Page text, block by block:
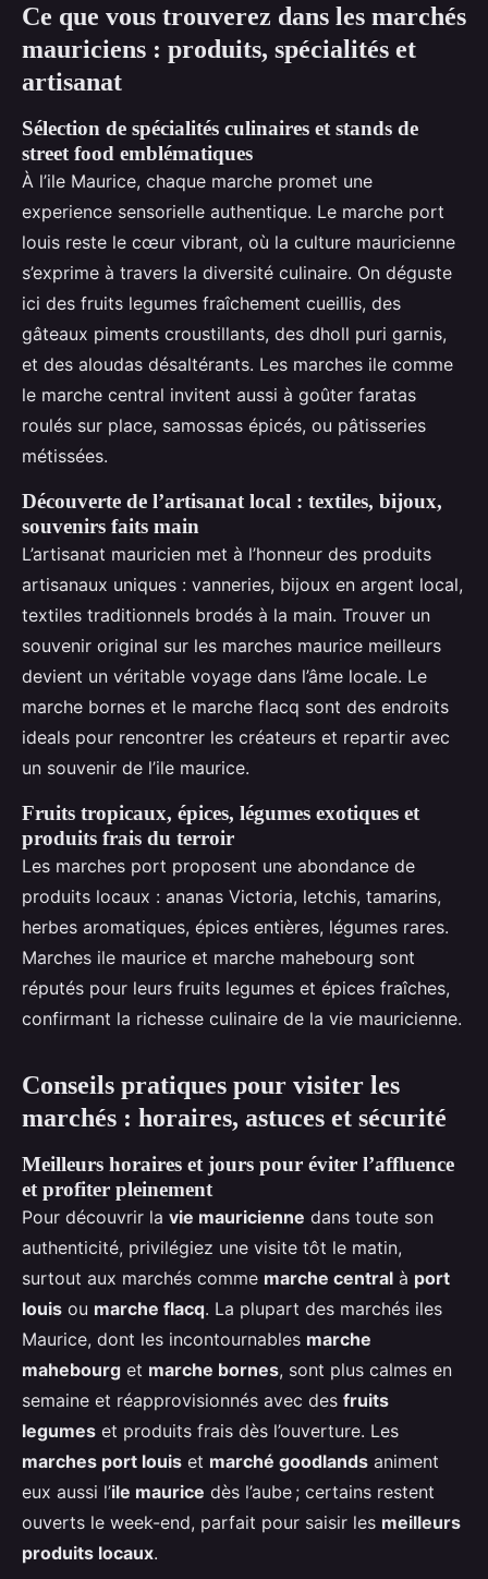
Ce que vous trouverez dans les marchés
mauriciens : produits, spécialités et
artisanat
Sélection de spécialités culinaires et stands de
street food emblématiques
À l’ile Maurice, chaque marche promet une
experience sensorielle authentique. Le marche port
louis reste le cœur vibrant, où la culture mauricienne
s’exprime à travers la diversité culinaire. On déguste
ici des fruits legumes fraîchement cueillis, des
gâteaux piments croustillants, des dholl puri garnis,
et des aloudas désaltérants. Les marches ile comme
le marche central invitent aussi à goûter faratas
roulés sur place, samossas épicés, ou pâtisseries
métissées.
Découverte de l’artisanat local : textiles, bijoux,
souvenirs faits main
L’artisanat mauricien met à l’honneur des produits
artisanaux uniques : vanneries, bijoux en argent local,
textiles traditionnels brodés à la main. Trouver un
souvenir original sur les marches maurice meilleurs
devient un véritable voyage dans l’âme locale. Le
marche bornes et le marche flacq sont des endroits
ideals pour rencontrer les créateurs et repartir avec
un souvenir de l’ile maurice.
Fruits tropicaux, épices, légumes exotiques et
produits frais du terroir
Les marches port proposent une abondance de
produits locaux : ananas Victoria, letchis, tamarins,
herbes aromatiques, épices entières, légumes rares.
Marches ile maurice et marche mahebourg sont
réputés pour leurs fruits legumes et épices fraîches,
confirmant la richesse culinaire de la vie mauricienne.
Conseils pratiques pour visiter les
marchés : horaires, astuces et sécurité
Meilleurs horaires et jours pour éviter l’affluence
et profiter pleinement
Pour découvrir la vie mauricienne dans toute son
authenticité, privilégiez une visite tôt le matin,
surtout aux marchés comme marche central à port
louis ou marche flacq. La plupart des marchés iles
Maurice, dont les incontournables marche
mahebourg et marche bornes, sont plus calmes en
semaine et réapprovisionnés avec des fruits
legumes et produits frais dès l’ouverture. Les
marches port louis et marché goodlands animent
eux aussi l’ile maurice dès l’aube ; certains restent
ouverts le week-end, parfait pour saisir les meilleurs
produits locaux.